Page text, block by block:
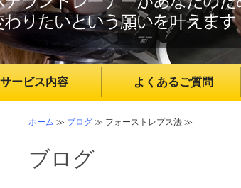
サービス内容 よくあるご質問
ホーム ≫ ブログ ≫ フォーストレプス法 ≫
ブログ